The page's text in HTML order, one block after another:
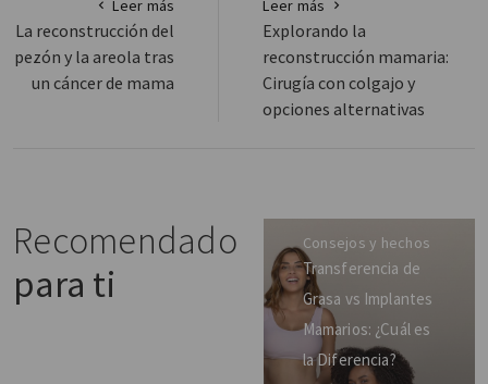
Leer más
La reconstrucción del
pezón y la areola tras
un cáncer de mama
Leer más
Explorando la
reconstrucción mamaria:
Cirugía con colgajo y
opciones alternativas
Recomendado
para ti
Consejos y hechos
Transferencia de
Grasa vs Implantes
Mamarios: ¿Cuál es
la Diferencia?